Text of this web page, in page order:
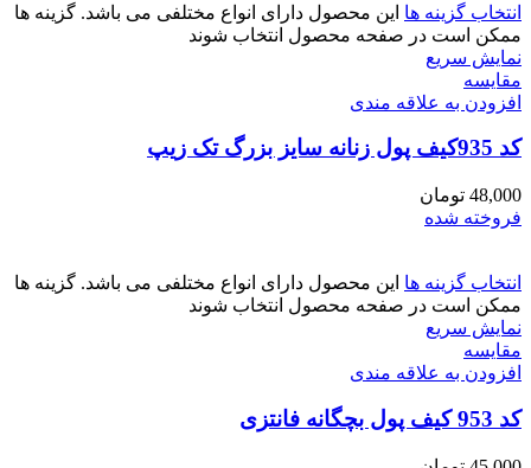
انتخاب گزینه ها این محصول دارای انواع مختلفی می باشد. گزینه ها
ممکن است در صفحه محصول انتخاب شوند
نمایش سریع
مقايسه
افزودن به علاقه مندی
کد 935کیف پول زنانه سایز بزرگ تک زیپ
48,000 تومان
فروخته شده
انتخاب گزینه ها این محصول دارای انواع مختلفی می باشد. گزینه ها
ممکن است در صفحه محصول انتخاب شوند
نمایش سریع
مقايسه
افزودن به علاقه مندی
کد 953 کیف پول بچگانه فانتزی